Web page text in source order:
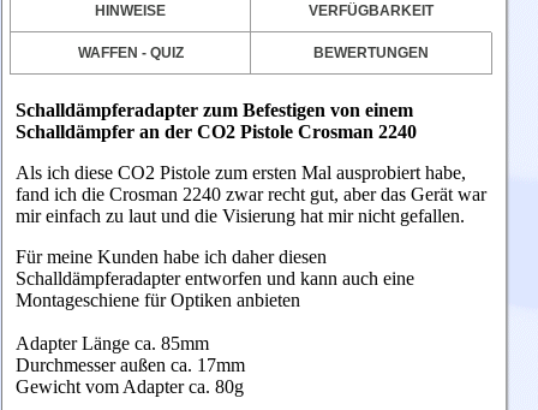
HINWEISE VERFÜGBARKEIT
WAFFEN - QUIZ BEWERTUNGEN
Schalldämpferadapter zum Befestigen von einem
Schalldämpfer an der CO2 Pistole Crosman 2240
Als ich diese CO2 Pistole zum ersten Mal ausprobiert habe,
fand ich die Crosman 2240 zwar recht gut, aber das Gerät war
mir einfach zu laut und die Visierung hat mir nicht gefallen.
Für meine Kunden habe ich daher diesen
Schalldämpferadapter entworfen und kann auch eine
Montageschiene für Optiken anbieten
Adapter Länge ca. 85mm
Durchmesser außen ca. 17mm
Gewicht vom Adapter ca. 80g